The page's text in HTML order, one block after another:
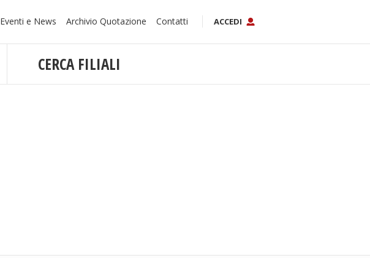
Eventi e News Archivio Quotazione Contatti ACCEDI
CERCA FILIALI